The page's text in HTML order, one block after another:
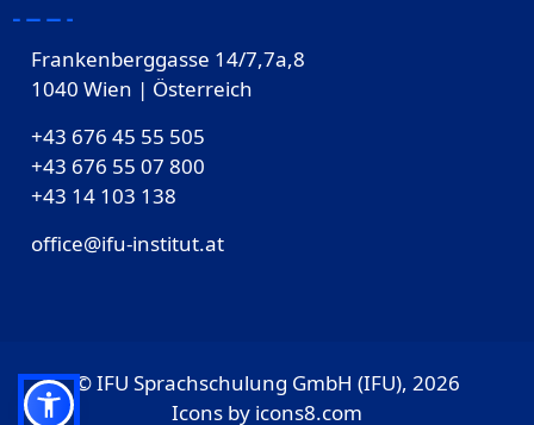
Frankenberggasse 14/7,7a,8
1040 Wien | Österreich
+43 676 45 55 505
+43 676 55 07 800
‎+43 14 103 138
office@ifu-institut.at
© IFU Sprachschulung GmbH (IFU), 2026
Icons by icons8.com